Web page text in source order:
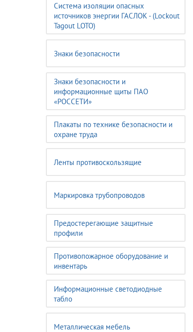
Система изоляции опасных
источников энергии ГАСЛОК - (Lockout
Tagout LOTO)
Знаки безопасности
Знаки безопасности и
информационные щиты ПАО
«РОССЕТИ»
Плакаты по технике безопасности и
охране труда
Ленты противоскользящие
Маркировка трубопроводов
Предостерегающие защитные
профили
Противопожарное оборудование и
инвентарь
Информационные светодиодные
табло
Металлическая мебель